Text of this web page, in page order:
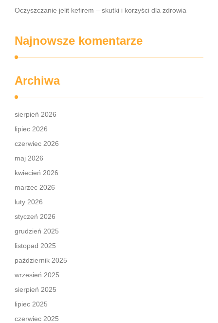
Oczyszczanie jelit kefirem – skutki i korzyści dla zdrowia
Najnowsze komentarze
Archiwa
sierpień 2026
lipiec 2026
czerwiec 2026
maj 2026
kwiecień 2026
marzec 2026
luty 2026
styczeń 2026
grudzień 2025
listopad 2025
październik 2025
wrzesień 2025
sierpień 2025
lipiec 2025
czerwiec 2025